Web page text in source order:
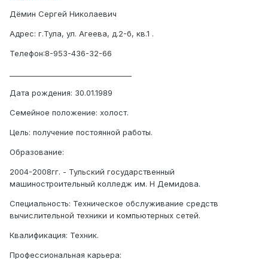
Дёмин Сергей Николаевич
Адрес: г.Тула, ул. Агеева, д.2-б, кв.1 .
Телефон:8-953-436-32-66
Дата рождения: 30.01.1989
Семейное положение: холост.
Цель: получение постоянной работы.
Образование:
2004-2008гг. - Тульский государственный
машиностроительный колледж им. Н Демидова.
Специальность: Техническое обслуживание средств
вычислительной техники и компьютерных сетей.
Квалификация: Техник.
Профессиональная карьера: